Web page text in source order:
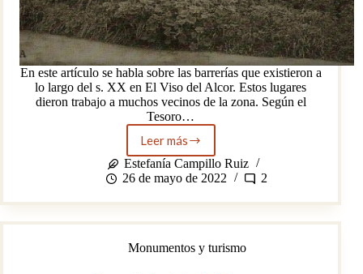
En este artículo se habla sobre las barrerías que existieron a
lo largo del s. XX en El Viso del Alcor. Estos lugares
dieron trabajo a muchos vecinos de la zona. Según el
Tesoro…
Leer más
Una
vida
entre
Estefanía Campillo Ruiz
26 de mayo de 2022
2
Monumentos y turismo